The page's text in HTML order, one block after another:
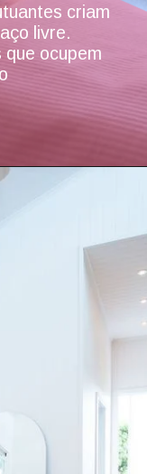
criam
livre.
ocupem